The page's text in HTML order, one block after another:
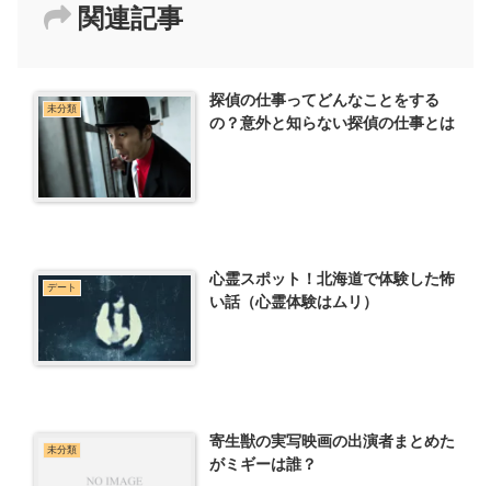
関連記事
未分類
探偵の仕事ってどんなことをする
の？意外と知らない探偵の仕事とは
デート
心霊スポット！北海道で体験した怖
い話（心霊体験はムリ）
未分類
寄生獣の実写映画の出演者まとめた
がミギーは誰？